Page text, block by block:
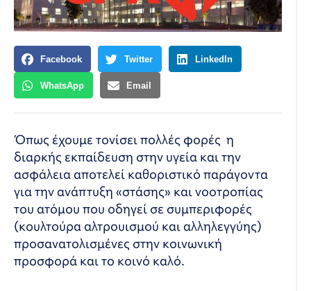
Facebook Twitter LinkedIn
WhatsApp Email
Όπως έχουμε τονίσει πολλές φορές η
διαρκής εκπαίδευση στην υγεία και την
ασφάλεια αποτελεί καθοριστικό παράγοντα
για την ανάπτυξη «στάσης» και νοοτροπίας
του ατόμου που οδηγεί σε συμπεριφορές
(κουλτούρα αλτρουισμού και αλληλεγγύης)
προσανατολισμένες στην κοινωνική
προσφορά και το κοινό καλό.